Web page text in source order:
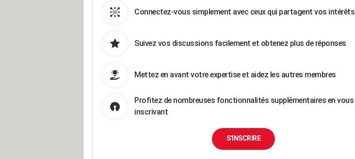
Connectez-vous simplement avec ceux qui partagent vos intérêts
Suivez vos discussions facilement et obtenez plus de réponses
Mettez en avant votre expertise et aidez les autres membres
Profitez de nombreuses fonctionnalités supplémentaires en vous
inscrivant
S'INSCRIRE